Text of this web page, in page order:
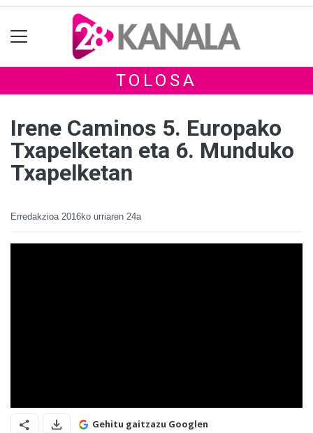
TOLOSA
Irene Caminos 5. Europako
Txapelketan eta 6. Munduko
Txapelketan
Erredakzioa 2016ko urriaren 24a
Gehitu gaitzazu Googlen